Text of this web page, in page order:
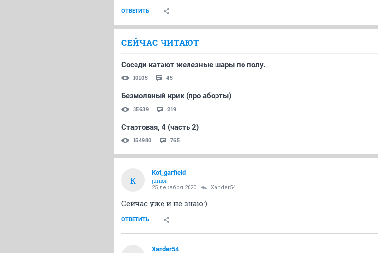
ОТВЕТИТЬ
СЕЙЧАС ЧИТАЮТ
Соседи катают железные шары по полу.
10105 45
Безмолвный крик (про аборты)
35639 219
Стартовая, 4 (часть 2)
154980 765
K
Kot_garfield
junior
25 декабря 2020 Xander54
Сейчас уже и не знаю:)
ОТВЕТИТЬ
Xander54